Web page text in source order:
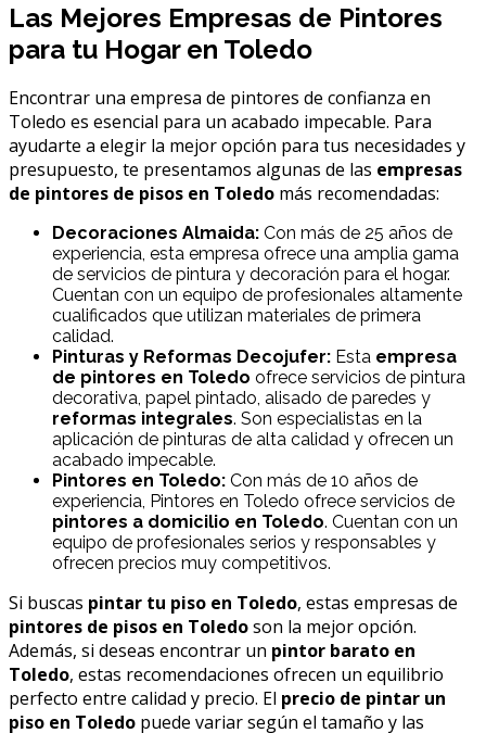
Las Mejores Empresas de Pintores
para tu Hogar en Toledo
Encontrar una empresa de pintores de confianza en
Toledo es esencial para un acabado impecable. Para
ayudarte a elegir la mejor opción para tus necesidades y
presupuesto, te presentamos algunas de las empresas
de pintores de pisos en Toledo más recomendadas:
Decoraciones Almaida: Con más de 25 años de
experiencia, esta empresa ofrece una amplia gama
de servicios de pintura y decoración para el hogar.
Cuentan con un equipo de profesionales altamente
cualificados que utilizan materiales de primera
calidad.
Pinturas y Reformas Decojufer: Esta empresa
de pintores en Toledo ofrece servicios de pintura
decorativa, papel pintado, alisado de paredes y
reformas integrales. Son especialistas en la
aplicación de pinturas de alta calidad y ofrecen un
acabado impecable.
Pintores en Toledo: Con más de 10 años de
experiencia, Pintores en Toledo ofrece servicios de
pintores a domicilio en Toledo. Cuentan con un
equipo de profesionales serios y responsables y
ofrecen precios muy competitivos.
Si buscas pintar tu piso en Toledo, estas empresas de
pintores de pisos en Toledoson la mejor opción.
Además, si deseas encontrar un pintor barato en
Toledo, estas recomendaciones ofrecen un equilibrio
perfecto entre calidad y precio. El precio de pintar un
piso en Toledo puede variar según el tamaño y las